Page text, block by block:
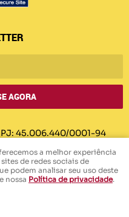
AGORA
45.006.440/0001-94
a melhor experiência
de redes sociais de
podem analisar seu uso deste
nossa Política de privacidade.